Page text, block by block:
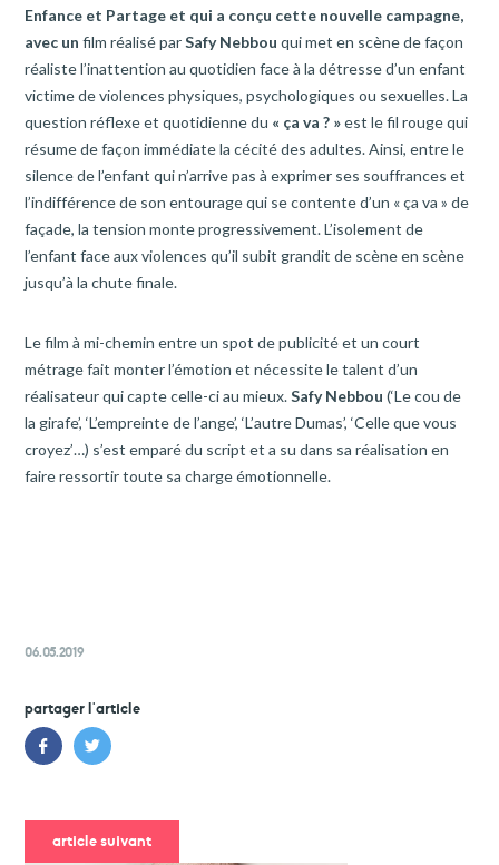
Enfance et Partage et qui a conçu cette nouvelle campagne,
avec un film réalisé parSafy Nebbou qui met en scène de façon
réaliste l’inattention au quotidien face à la détresse d’un enfant
victime de violences physiques, psychologiques ou sexuelles. La
question réflexe et quotidienne du « ça va ? »est le fil rouge qui
résume de façon immédiate la cécité des adultes. Ainsi, entre le
silence de l’enfant qui n’arrive pas à exprimer ses souffrances et
l’indifférence de son entourage qui se contente d’un « ça va » de
façade, la tension monte progressivement. L’isolement de
l’enfant face aux violences qu’il subit grandit de scène en scène
jusqu’à la chute finale.
Le film à mi-chemin entre un spot de publicité et un court
métrage fait monter l’émotion et nécessite le talent d’un
réalisateur qui capte celle-ci au mieux.Safy Nebbou (‘Le cou de
la girafe’, ‘L’empreinte de l’ange’, ‘L’autre Dumas’, ‘Celle que vous
croyez’…) s’est emparé du script et a su dans sa réalisation en
faire ressortir toute sa charge émotionnelle.
06.05.2019
partager l'article
article suivant